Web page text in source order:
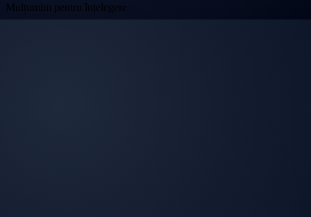
Mulțumim pentru înțelegere